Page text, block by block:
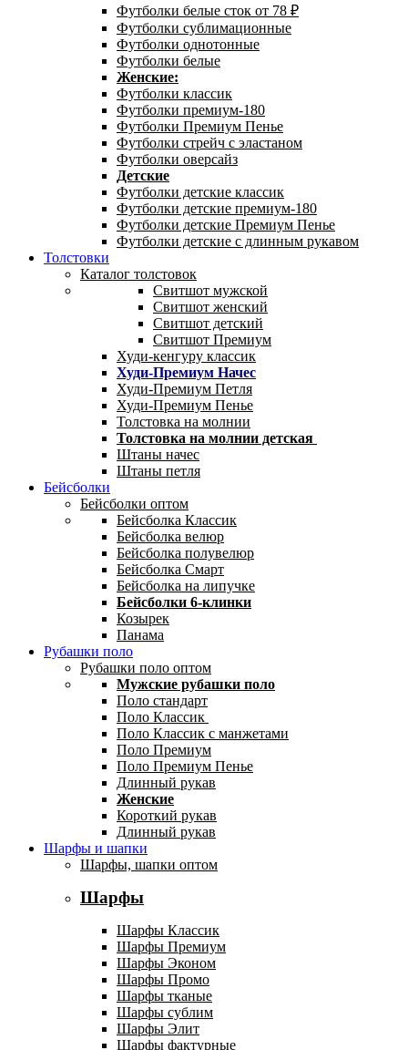
Футболки белые сток от 78 ₽
Футболки сублимационные
Футболки однотонные
Футболки белые
Женские:
Футболки классик
Футболки премиум-180
Футболки Премиум Пенье
Футболки стрейч с эластаном
Футболки оверсайз
Детские
Футболки детские классик
Футболки детские премиум-180
Футболки детские Премиум Пенье
Футболки детские с длинным рукавом
Толстовки
Каталог толстовок
Свитшот мужской
Свитшот женский
Свитшот детский
Свитшот Премиум
Худи-кенгуру классик
Худи-Премиум Начес
Худи-Премиум Петля
Худи-Премиум Пенье
Толстовка на молнии
Толстовка на молнии детская
Штаны начес
Штаны петля
Бейсболки
Бейсболки оптом
Бейсболка Классик
Бейсболка велюр
Бейсболка полувелюр
Бейсболка Смарт
Бейсболка на липучке
Бейсболки 6-клинки
Козырек
Панама
Рубашки поло
Рубашки поло оптом
Мужские рубашки поло
Поло стандарт
Поло Классик
Поло Классик с манжетами
Поло Премиум
Поло Премиум Пенье
Длинный рукав
Женские
Короткий рукав
Длинный рукав
Шарфы и шапки
Шарфы, шапки оптом
Шарфы
Шарфы Классик
Шарфы Премиум
Шарфы Эконом
Шарфы Промо
Шарфы тканые
Шарфы сублим
Шарфы Элит
Шарфы фактурные